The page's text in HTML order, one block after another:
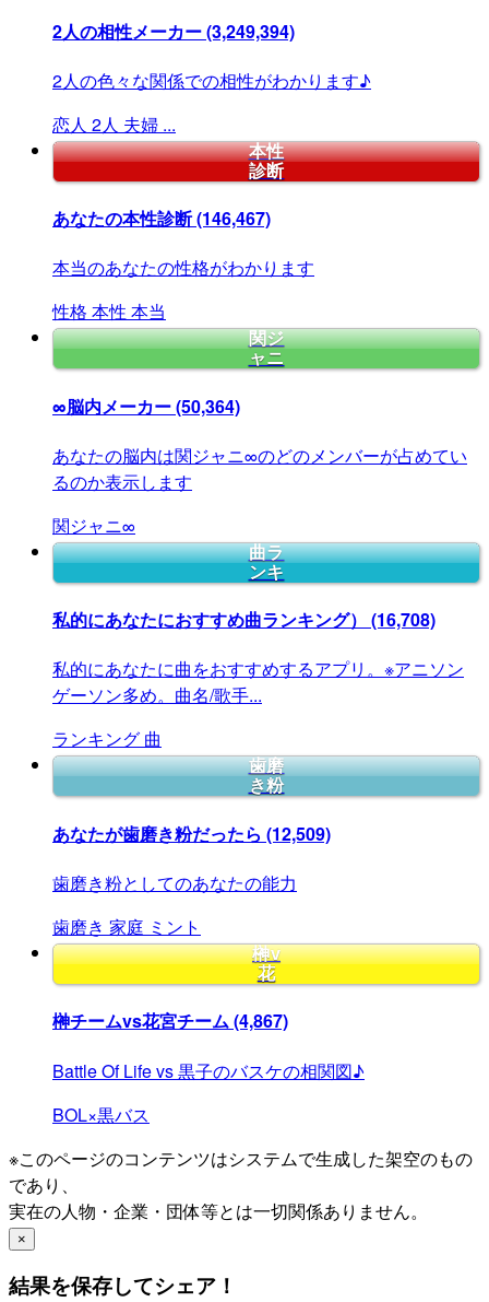
2人の相性メーカー(3,249,394)
2人の色々な関係での相性がわかります♪
恋人 2人 夫婦 ...
本性
診断
あなたの本性診断(146,467)
本当のあなたの性格がわかります
性格 本性 本当
関ジ
ャニ
∞脳内メーカー(50,364)
あなたの脳内は関ジャニ∞のどのメンバーが占めてい
るのか表示します
関ジャニ∞
曲ラ
ンキ
私的にあなたにおすすめ曲ランキング） (16,708)
私的にあなたに曲をおすすめするアプリ。※アニソン
ゲーソン多め。曲名/歌手...
ランキング 曲
歯磨
き粉
あなたが歯磨き粉だったら (12,509)
歯磨き粉としてのあなたの能力
歯磨き 家庭 ミント
榊v
花
榊チームvs花宮チーム(4,867)
Battle Of Life vs 黒子のバスケの相関図♪
BOL×黒バス
※このページのコンテンツはシステムで生成した架空のもの
であり、
実在の人物・企業・団体等とは一切関係ありません。
×
結果を保存してシェア！